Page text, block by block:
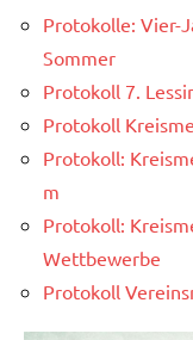
Protokolle: Vier-
Sommer
Protokoll 7.
Protokoll
Protokoll:
m
Protokoll:
Wettbewerbe
Protokoll